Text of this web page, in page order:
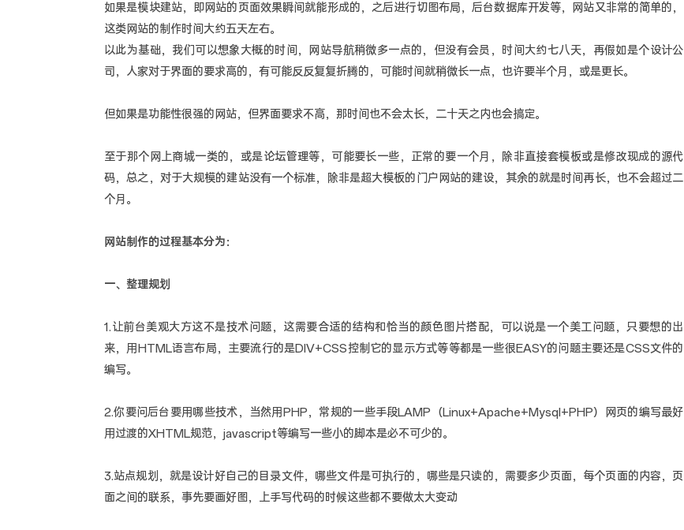
如果是模块建站，即网站的页面效果瞬间就能形成的，之后进行切图布局，后台数据库开发等，网站又非常的简单的，
这类网站的制作时间大约五天左右。
以此为基础，我们可以想象大概的时间，网站导航稍微多一点的，但没有会员，时间大约七八天，再假如是个设计公
司，人家对于界面的要求高的，有可能反反复复折腾的，可能时间就稍微长一点，也许要半个月，或是更长。
但如果是功能性很强的网站，但界面要求不高，那时间也不会太长，二十天之内也会搞定。
至于那个网上商城一类的，或是论坛管理等，可能要长一些，正常的要一个月，除非直接套模板或是修改现成的源代
码，总之，对于大规模的建站没有一个标准，除非是超大模板的门户网站的建设，其余的就是时间再长，也不会超过二
个月。
网站制作的过程基本分为：
一、整理规划
1.让前台美观大方这不是技术问题，这需要合适的结构和恰当的颜色图片搭配，可以说是一个美工问题，只要想的出
来，用HTML语言布局，主要流行的是DIV+CSS控制它的显示方式等等都是一些很EASY的问题主要还是CSS文件的
编写。
2.你要问后台要用哪些技术，当然用PHP，常规的一些手段LAMP（Linux+Apache+Mysql+PHP）网页的编写最好
用过渡的XHTML规范，javascript等编写一些小的脚本是必不可少的。
3.站点规划，就是设计好自己的目录文件，哪些文件是可执行的，哪些是只读的，需要多少页面，每个页面的内容，页
面之间的联系，事先要画好图，上手写代码的时候这些都不要做太大变动